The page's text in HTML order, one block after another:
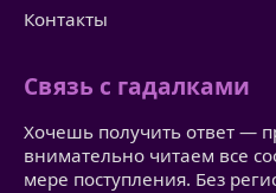
Контакты
Связь с гадалками
Хочешь получить ответ —
внимательно читаем все
мере поступления. Без